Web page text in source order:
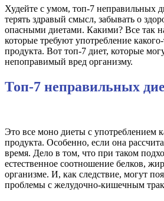
Худейте с умом, топ-7 неправильных
терять здравый смысл, забывать о
опасными диетами. Какими? Все так
которые требуют употребление
продукта. Вот топ-7 диет, которые
непоправимый вред организму.
Топ-7 неправильных
Это все моно диеты с употреблением
продукта. Особенно, если она
время. Дело в том, что при таком
естественное соотношение белков,
организме. И, как следствие, могут
проблемы с желудочно-кишечным